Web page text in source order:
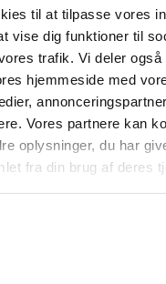
til at tilpasse vores
vise dig funktioner til
trafik. Vi deler også
hjemmeside med
Vores partnere kan
oplysninger, du har
fra din brug af deres
Massage